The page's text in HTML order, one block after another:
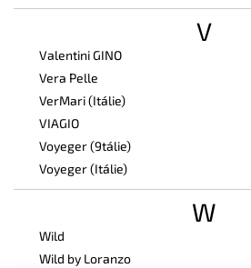
V
Valentini GINO
Vera Pelle
VerMari (Itálie)
VIAGIO
Voyeger (9tálie)
Voyeger (Itálie)
W
Wild
Wild by Loranzo